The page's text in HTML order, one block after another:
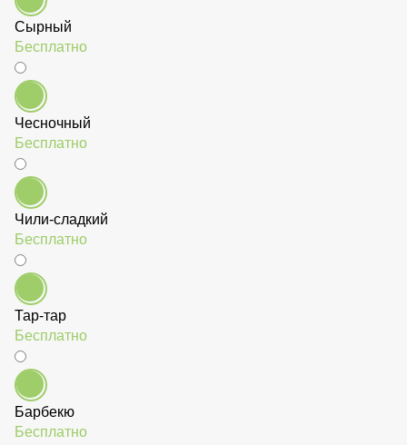
Кетчуп
Бесплатно
Сырный
Чесночный
Бесплатно